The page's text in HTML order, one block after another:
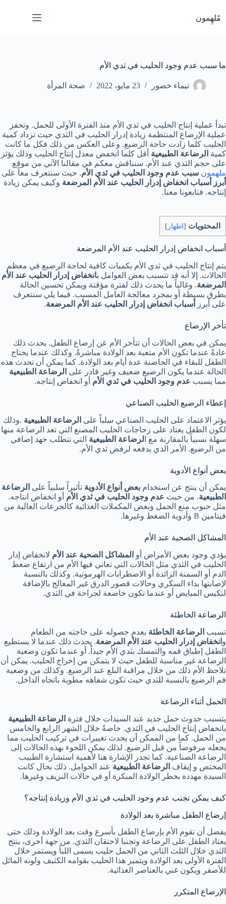
إلى
المحتوى
مُلهِمون
ما سبب عدم وجود الحليب في ثدي الأم
تيماء خضور 23 مايو، 2022 صحة المرأة
تبدأ عملية إنتاج الحليب في ثدي الأم منذ الفترة الأولى للحمل. وتحفز
عملية الإرضاع المنتظمة زيادة إدرار الحليب في الثدي حيث تزداد كمية
الحليب كلما زادت حاجة الرضيع. وعلى العكس من ذلك فكل ما كانت
كمية الرضاعة الطبيعية أقل كلما انخفض معدل إنتاج الحليب وذلك يؤثر
على حجم الثدي عند الأم. سنناقش معكم في مقالنا الآتي من موقع
ملهمون سبب عدم وجود الحليب في ثدي الأم. حيث سنتعرف معاً على
أبرز أسباب انخفاض إدرار الحليب عند الأم المرضعة وكيف يمكن زيادة
إنتاجه. فتابعونا معنا.
المحتويات [ اظهار ]
أسباب انخفاض إدرار الحليب عند الأم المرضعة
يتم إنتاج الحليب في ثدي الأم بكميات كافية لحاجة الرضيع في معظم
الحالات. إلا أنه قد تتسبب بعض العوامل بانخفاض إدرار الحليب عند الأم
المرضعة. وغالباً ما يحدث ذلك لفترة مؤقتة ويمكن تحسين الحالة
بطرق بسيطة أو بمجرد معالجة العامل المسبب. فيما يلي سنتعرف
على أبرز
أسباب انخفاض إدرار الحليب عند الأم المرضعة.
تأخر الإرضاع
يمكن في بعض الحالات أن تتأخر الأم عن إرضاع الطفل. يحدث ذلك
عادةً عندما تكون الأم متعبة بعد الولادة مباشرةً. وكذلك عندما يحتاج
الطفل للبقاء في الحاضنة عدة أيام بعد الولادة. كما يمكن أن تحدث هذه
الحالة عندما يكون الرضيع ضعيف وغير قادر على الرضاعة الطبيعية
مما يسبب عدم وجود الحليب في ثدي الأم أو انخفاض إنتاجه.
إعطاء الرضيع الحليب الصناعي
يؤثر الاعتماد على الحليب الصناعي سلباً على الرضاعة الطبيعية .وذلك
لكون الطفل يعتاد على زجاجات الحليب المصنع التي تعد الرضاعة منها
سهلة نسبياً بالمقارنة مع ا لرضاعة الطبيعية التي تتطلب جهد إضافي
من الرضيع. الأمر الذي يدفعه لرفض ثدي الأم.
بعض أنواع الأدوية
يمكن أن ينتج عن استخدام بعض أنواع الأدوية تأثيراً سلبياً على الرضاعة
الطبيعية. من حيث عدم وجود الحليب في ثدي الأم أو انخفاض انتاجه.
مثل حبوب منع الحمل وبعض المكملات الغذائية كالجرعات العالية من
فيتامين B وأدوية الضغط وغيرها.
المشاكل الصحية عند الأم
يؤدي وجود بعض الأمراض أو المشاكل الصحية عند الأم لانخفاض إدار
الحليب في الثدي مثل الحالات التي تعاني فيها الأم من ارتفاع ضغط
الدم أو السمنة الزائدة أو الاضطرابات الهرمونية. وكذلك بالنسبة
لإصابتها بداء السكري وحالات قصور الدرق غير المعالج بالإضافة
لتكيس المبايض أو عندما تكون خاضعة لجراحة في الثدي.
الرضاعة الخاطئة
تسبب الرضاعة الخاطئة بعدم حصوله على حاجته من الطعام
و انخفاض إدرار الحليب عند الأم المرضعة. يحدث ذلك عندما لا يستطيع
الطفل إطباق فمه والتمسك بثدي الأم جيداً. أو عندما تكون وضعية
الرضاعة غير مناسبة للطفل حيث لا يتمكن من إخراج الحليب. يمكن أن
تلاحظ الأم ذلك من خلال مراقبة البلع عند الرضيع. وكذلك من وضعية
فم الرضيع بالنسبة للثدي حيث تكون شفاهه مطوية باتجاه الداخل.
الحمل أثناء الرضاعة
يتسبب حدوث حمل جديد عند السيدات خلال فترة الرضاعة الطبيعية
بانخفاض إنتاج الحليب في الثدي. خاصةً خلال الشهر الرابع والخامس
من الحمل. كما من الممكن أن يحدث تغييرات في تركيب الحليب مما
يجعله مرفوضاً من قبل الرضيع. لذلك يمكن اللجوء بهذه الحالات إلى
الرضاعة الصناعية. كما تجدر الإشارة هنا لأهمية استشارة الطبيب
المختص و إيقاف الرضاعة الطبيعية عند الحوامل. ذلك بحال كانت
السيدة مهددة بخطر الولادة المبكرة أو في حالات النزيف وغيرها.
كيف يمكن تجنب عدم وجود الحليب في ثدي الأم وزيادة إنتاجه؟
إرضاع الطفل مباشرة بعد الولادة
يفضل أن تقوم الأم بإرضاع الطفل بأسرع وقت بعد الولادة وذلك حتى
يعتاد الطفل على الرضاعة وتجنبا لاحتقان الثدي. من جهة أخرى، ينتج
الثدي خلال الثلث الثاني من الحمل حليب يسمى اللبأ ويستمر خلال
الفترة الأولى بعد الولادة ويتميز هذا الحليب بقوامه الكثيف ولونه المائل
للأصفر ويكون غني بالعناصر الغذائية.
الإرضاع المتكرر